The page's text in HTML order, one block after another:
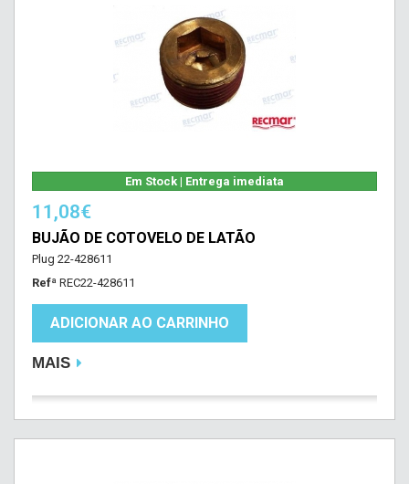
Em Stock | Entrega imediata
11,08€
BUJÃO DE COTOVELO DE LATÃO
Plug 22-428611
Refª REC22-428611
ADICIONAR AO CARRINHO
MAIS